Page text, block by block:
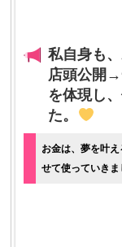
私自身も
店頭公開→
を体現し
た。
お金は、夢を叶
せて使っていきま